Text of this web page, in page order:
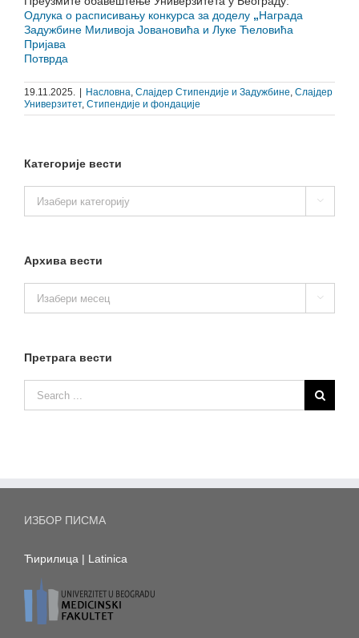
Одлука о расписивању конкурса за доделу „Награда
Задужбине Миливоја Јовановића и Луке Ћеловића
Пријава
Потврда
19.11.2025. Насловна, Слајдер Стипендије и Задужбине, Слајдер
Универзитет, Стипендије и фондације
Категорије вести
вести

Архива вести
вести

Претрага вести
ИЗБОР ПИСМА
Ћирилица | Latinica